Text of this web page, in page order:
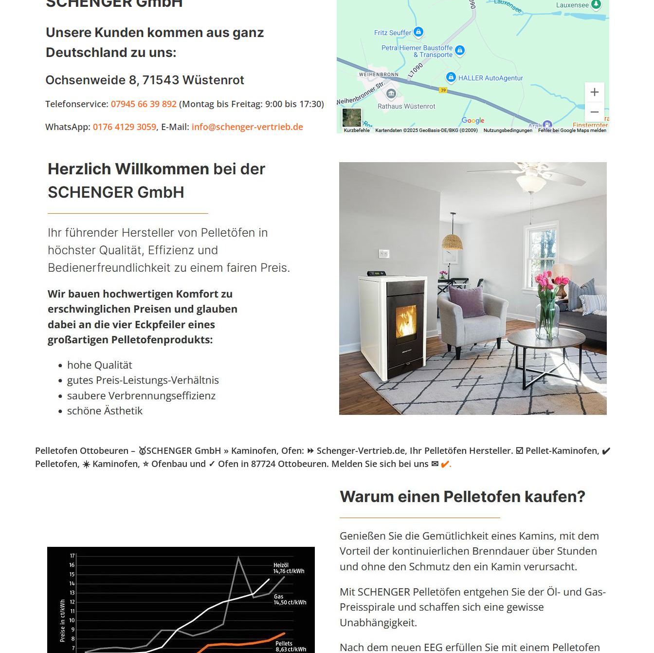
Pelletofen Ottobeuren – 🥇SCHENGER GmbH » Kaminofen, Ofen: ⏩ Schenger-Vertrieb.de, Ihr Pelletöfen Hersteller. ☑️ Pellet-Kaminofen, ✔️
Pelletofen, ☀️ Kaminofen, ⭐ Ofenbau und ✓ Ofen in 87724 Ottobeuren. Melden Sie sich bei uns ✉ ✔️.